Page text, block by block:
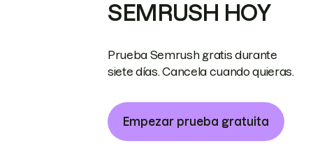
SEMRUSH HOY
Prueba Semrush gratis durante
siete días. Cancela cuando quieras.
Empezar prueba gratuita